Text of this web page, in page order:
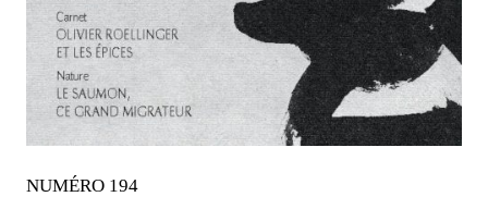
NUMÉRO 194